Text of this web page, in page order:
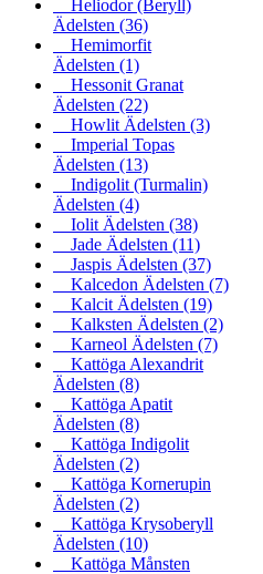
Heliodor (Beryll)
Ädelsten (36)
Hemimorfit
Ädelsten (1)
Hessonit Granat
Ädelsten (22)
Howlit Ädelsten (3)
Imperial Topas
Ädelsten (13)
Indigolit (Turmalin)
Ädelsten (4)
Iolit Ädelsten (38)
Jade Ädelsten (11)
Jaspis Ädelsten (37)
Kalcedon Ädelsten (7)
Kalcit Ädelsten (19)
Kalksten Ädelsten (2)
Karneol Ädelsten (7)
Kattöga Alexandrit
Ädelsten (8)
Kattöga Apatit
Ädelsten (8)
Kattöga Indigolit
Ädelsten (2)
Kattöga Kornerupin
Ädelsten (2)
Kattöga Krysoberyll
Ädelsten (10)
Kattöga Månsten